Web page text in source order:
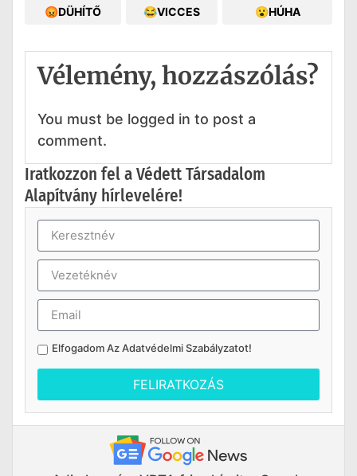
😡DÜHÍTŐ 😂VICCES 😮HÚHA
Vélemény, hozzászólás?
You must be logged in to post a
comment.
Iratkozzon fel a Védett Társadalom
Alapítvány hírlevelére!
Elfogadom AzAdatvédelmi Szabályzatot!
FELIRATKOZÁS